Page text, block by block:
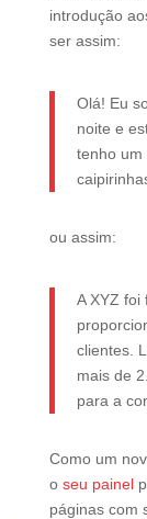
introdução
ser assim:
Olá! Eu
noite e
tenho um
ou assim:
A XYZ foi
clientes.
mais de
para a
Como um
o seu painel
páginas com